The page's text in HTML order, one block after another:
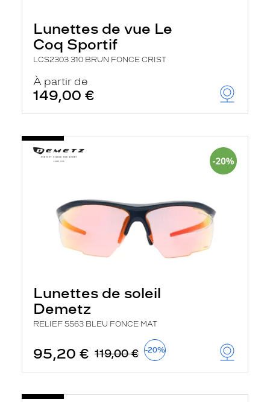
Lunettes de vue Le
Coq Sportif
LCS2303 310 BRUN FONCE CRIST
À partir de
149,00 €
Lunettes de soleil
Demetz
RELIEF 5563 BLEU FONCE MAT
95,20 € 119,00 € -20%